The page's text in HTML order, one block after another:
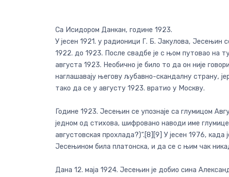
Са Исидором Данкан, године 1923.
У јесен 1921. у радионици Г. Б. Јакулова, Јесењин
1922. до 1923. После свадбе је с њом путовао на
августа 1923. Необично је било то да он није
наглашавају његову љубавно-скандалну страну,
тако да се у августу 1923. вратио у Москву.
Године 1923. Јесењин се упознаје са глумицом
једном од стихова, шифровано наводи име
августовская прохлада?)“.[8][9] У јесен 1976,
Јесењином била платонска, и да се с њим чак
Дана 12. маја 1924. Јесењин је добио сина